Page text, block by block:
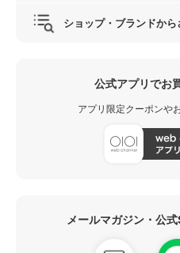
ショップ・ブランドから
公式アプリでお
アプリ限定クーポンや
メールマガジン・公